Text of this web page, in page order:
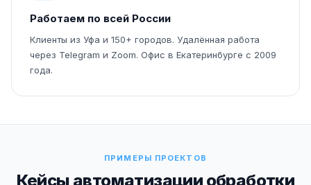
Работаем по всей России
Клиенты из Уфа и 150+ городов. Удалённая работа
через Telegram и Zoom. Офис в Екатеринбурге с 2009
года.
ПРИМЕРЫ ПРОЕКТОВ
Кейсы автоматизации обработки